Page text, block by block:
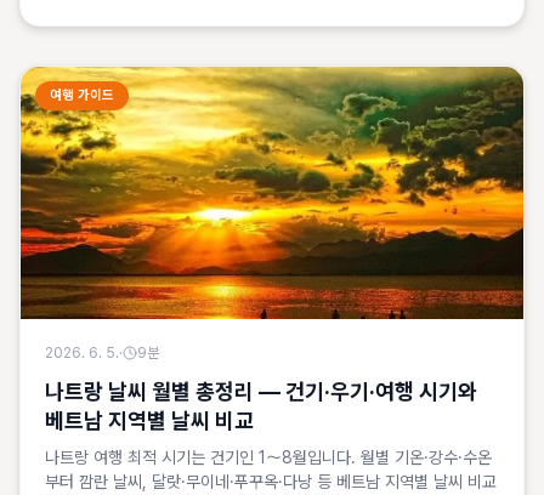
여행 가이드
2026. 6. 5.· 9분
나트랑 날씨 월별 총정리 — 건기·우기·여행 시기와
베트남 지역별 날씨 비교
나트랑 여행 최적 시기는 건기인 1～8월입니다. 월별 기온·강수·수온
부터 깜란 날씨, 달랏·무이네·푸꾸옥·다낭 등 베트남 지역별 날씨 비교